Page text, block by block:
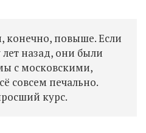
конечно, повыше. Если
назад, они были
с московскими,
совсем печально.
курс.